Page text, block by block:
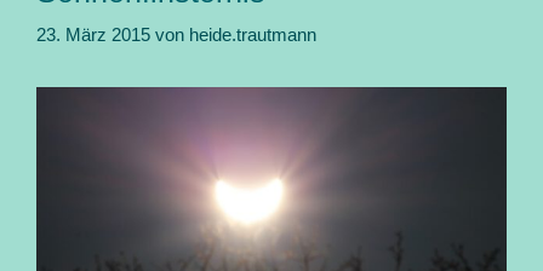
23. März 2015 von heide.trautmann